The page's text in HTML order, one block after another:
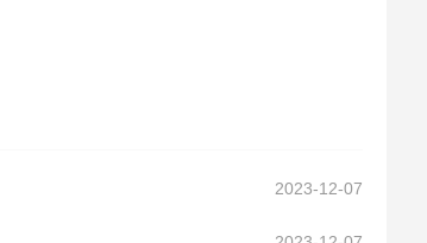
2023-12-07